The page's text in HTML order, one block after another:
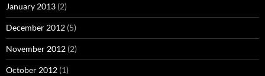
January 2013 (2)
December 2012 (5)
November 2012 (2)
October 2012 (1)